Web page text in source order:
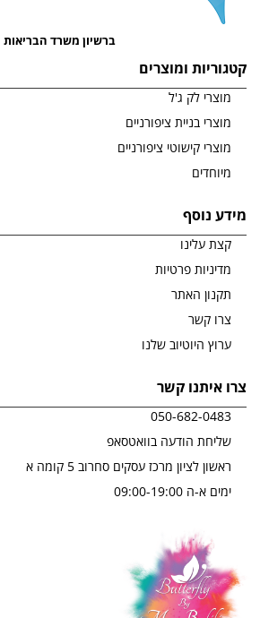
ברשיון משרד הבריאות
קטגוריות ומוצרים
מוצרי לק ג'ל
מוצרי בניית ציפורניים
מוצרי קישוטי ציפורניים
מיוחדים
מידע נוסף
קצת עלינו
מדיניות פרטיות
תקנון האתר
צרו קשר
ערוץ היוטיוב שלנו
צרו איתנו קשר
050-682-0483
שליחת הודעה בוואטסאפ
ראשון לציון מרכז עסקים סחרוב 5 קומה א
ימים א-ה 09:00-19:00